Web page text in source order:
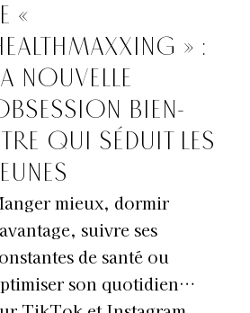
«
» :
NOUVELLE
BIEN-
QUI SÉDUIT LES
mieux, dormir
suivre ses
de santé ou
son quotidien…